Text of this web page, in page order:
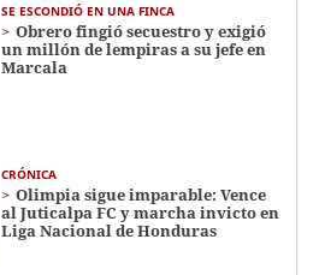
SE ESCONDIÓ EN UNA FINCA
Obrero fingió secuestro y exigió
un millón de lempiras a su jefe en
Marcala
CRÓNICA
Olimpia sigue imparable: Vence
al Juticalpa FC y marcha invicto en
Liga Nacional de Honduras